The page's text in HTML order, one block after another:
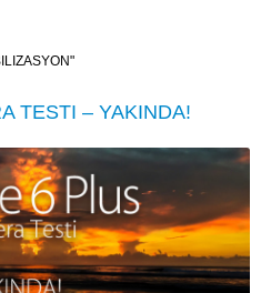
TESTI – YAKINDA!